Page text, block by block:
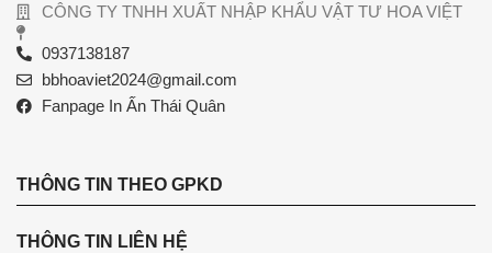
CÔNG TY TNHH XUẤT NHẬP KHẨU VẬT TƯ HOA VIỆT
0937138187
bbhoaviet2024@gmail.com
Fanpage In Ấn Thái Quân
THÔNG TIN THEO GPKD
THÔNG TIN LIÊN HỆ